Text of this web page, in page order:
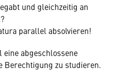
und gleichzeitig an
parallel absolvieren!
eine abgeschlossene
Berechtigung zu studieren.